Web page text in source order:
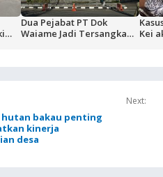
Dua Pejabat PT Dok
Waiame Jadi Tersangka
Kei
hutan bakau penting
kinerja
desa
Next: